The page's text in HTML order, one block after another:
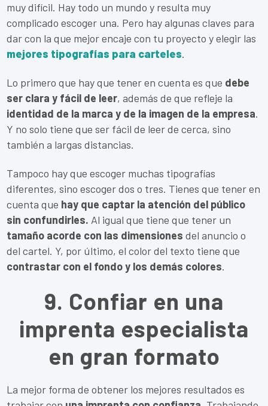
muy difícil. Hay todo un mundo y resulta muy
complicado escoger una. Pero hay algunas claves para
dar con la que mejor encaje con tu proyecto y elegir las
mejores tipografías para carteles.
Lo primero que hay que tener en cuenta es que debe
ser clara y fácil de leer, además de que refleje la
identidad de la marca y de la imagen de la empresa.
Y no solo tiene que ser fácil de leer de cerca, sino
también a largas distancias.
Tampoco hay que escoger muchas tipografías
diferentes, sino escoger dos o tres. Tienes que tener en
cuenta que hay que captar la atención del público
sin confundirles. Al igual que tiene que tener un
tamaño acorde con las dimensiones del anuncio o
del cartel. Y, por último, el color del texto tiene que
contrastar con el fondo y los demás colores.
9. Confiar en una
imprenta especialista
en gran formato
La mejor forma de obtener los mejores resultados es